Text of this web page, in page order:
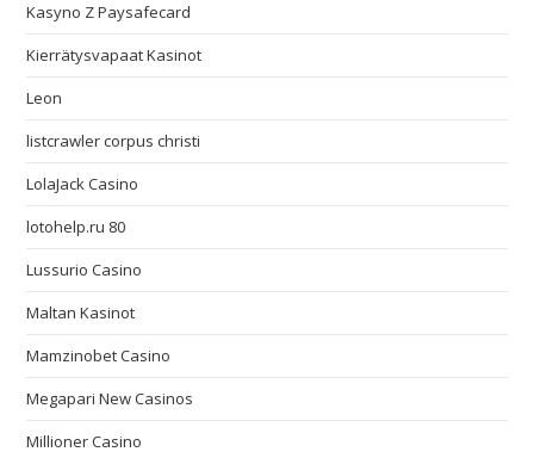
Kasyno Z Paysafecard
Kierrätysvapaat Kasinot
Leon
listcrawler corpus christi
LolaJack Casino
lotohelp.ru 80
Lussurio Casino
Maltan Kasinot
Mamzinobet Casino
Megapari New Casinos
Millioner Casino